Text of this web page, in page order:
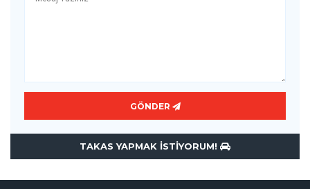
GÖNDER
TAKAS YAPMAK ISTIYORUM!